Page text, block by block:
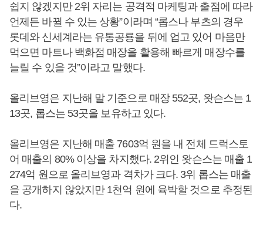
쉽지 않겠지만 2위 자리는 공격적 마케팅과 출점에 따라
언제든 바뀔 수 있는 상황”이라며 “롭스나 부츠의 경우
롯데와 신세계라는 유통공룡을 뒤에 업고 있어 마음만
먹으면 마트나 백화점 매장을 활용해 빠르게 매장수를
늘릴 수 있을 것”이라고 말했다.
올리브영은 지난해 말 기준으로 매장 552곳, 왓슨스는 1
13곳, 롭스는 53곳을 보유하고 있다.
올리브영은 지난해 매출 7603억 원을 내 전체 드럭스토
어 매출의 80% 이상을 차지했다. 2위인 왓슨스는 매출 1
274억 원으로 올리브영과 격차가 크다. 3위 롭스는 매출
을 공개하지 않았지만 1천억 원에 육박할 것으로 추정된
다.